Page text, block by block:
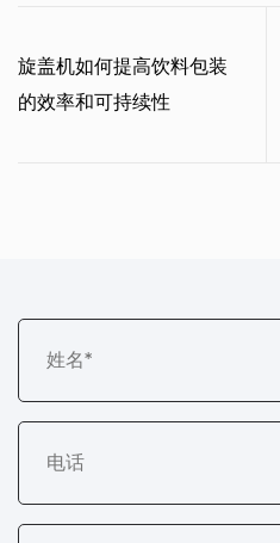
旋盖机如何提高饮料包装
的效率和可持续性